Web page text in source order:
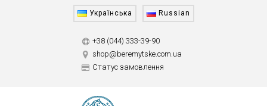
Українська Russian
+38 (044) 333-39-90
shop@beremytske.com.ua
Статус замовлення